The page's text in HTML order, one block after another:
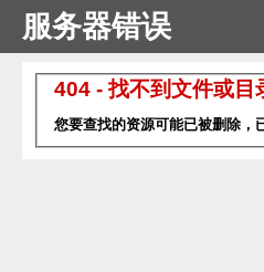
服务器错误
404 - 找不到文件或目
您要查找的资源可能已被删除，